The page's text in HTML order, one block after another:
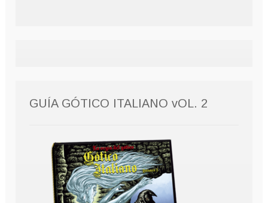
GUÍA GÓTICO ITALIANO vOL. 2